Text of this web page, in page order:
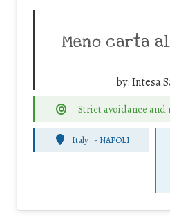
Meno carta
by:Intesa
Strict avoidance
Italy - NAPOLI